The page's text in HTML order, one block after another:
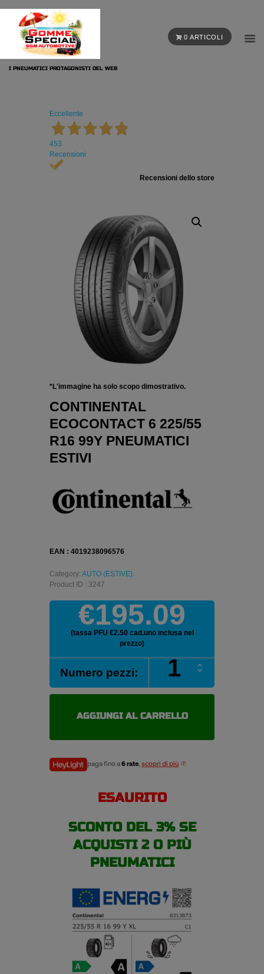
0 ARTICOLI
I PNEUMATICI PROTAGONISTI DEL WEB
Eccellente
453
Recensioni
Recensioni dello store
*L'immagine ha solo scopo dimostrativo.
CONTINENTAL
ECOCONTACT 6 225/55
R16 99Y PNEUMATICI
ESTIVI
EAN : 4019238096576
Category: AUTO (ESTIVE)
Product ID : 3247
€195.09
(tassa PFU €2.50 cad.uno inclusa nel
prezzo)
Numero pezzi:
CONTINENTAL
ECOCONTACT
6
R16
quantità
AGGIUNGI AL CARRELLO
paga fino a6 rate, scopri di più
ESAURITO
SCONTO DEL 3% SE
ACQUISTI 2 O PIÙ
PNEUMATICI